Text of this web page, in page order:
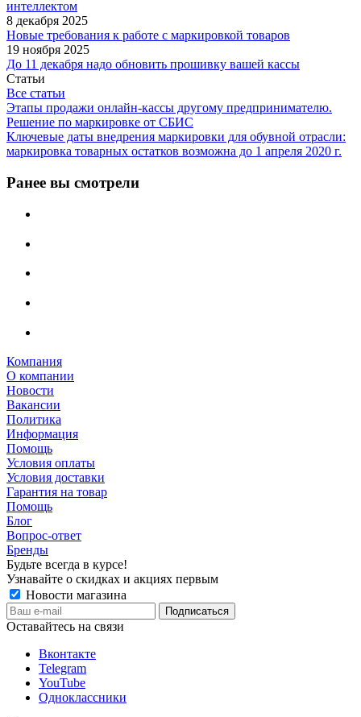
интеллектом
8 декабря 2025
Новые требования к работе с маркировкой товаров
19 ноября 2025
До 11 декабря надо обновить прошивку вашей кассы
Статьи
Все статьи
Этапы продажи онлайн-кассы другому предпринимателю.
Решение по маркировке от СБИС
Ключевые даты внедрения маркировки для обувной отрасли:
маркировка товарных остатков возможна до 1 апреля 2020 г.
Ранее вы смотрели
Компания
О компании
Новости
Вакансии
Политика
Информация
Помощь
Условия оплаты
Условия доставки
Гарантия на товар
Помощь
Блог
Вопрос-ответ
Бренды
Будьте всегда в курсе!
Узнавайте о скидках и акциях первым
Новости магазина
Оставайтесь на связи
Вконтакте
Telegram
YouTube
Одноклассники